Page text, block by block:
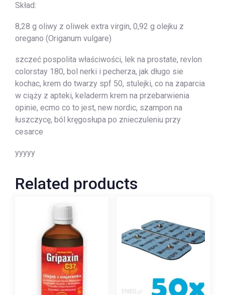
Skład:
8,28 g oliwy z oliwek extra virgin, 0,92 g olejku z
oregano (Origanum vulgare)
szczeć pospolita właściwości, lek na prostate, revlon
colorstay 180, bol nerki i pecherza, jak długo sie
kochac, krem do twarzy spf 50, stulejki, co na zaparcia
w ciąży z apteki, keladerm krem na przebarwienia
opinie, ecmo co to jest, new nordic, szampon na
łuszczycę, ból kręgosłupa po znieczuleniu przy
cesarce
yyyyy
Related products